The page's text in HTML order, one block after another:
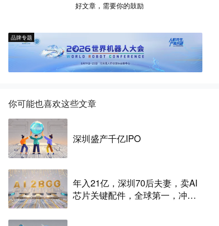
好文章，需要你的鼓励
品牌专题
你可能也喜欢这些文章
深圳盛产千亿IPO
年入21亿，深圳70后夫妻，卖AI
芯片关键配件，全球第一，冲刺